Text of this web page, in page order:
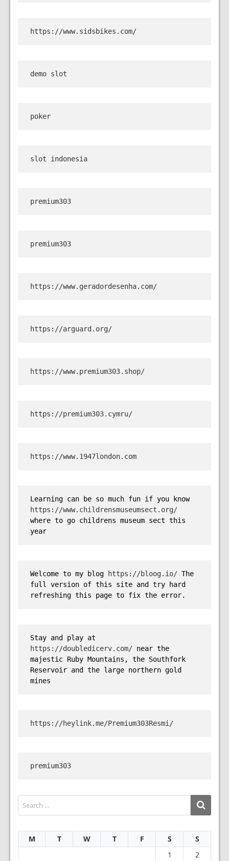
https://www.sidsbikes.com/
demo slot
poker
slot indonesia
premium303
premium303
https://www.geradordesenha.com/
https://arguard.org/
https://www.premium303.shop/
https://premium303.cymru/
https://www.1947london.com
Learning can be so much fun if you know
https://www.childrensmuseumsect.org/
where to go childrens museum sect this
year
Welcome to my blog https://bloog.io/ The
full version of this site and try hard
refreshing this page to fix the error.
https://doubledicerv.com/ near the
majestic Ruby Mountains, the Southfork
Reservoir and the large northern gold
mines
https://heylink.me/Premium303Resmi/
premium303
M T W T F S
S
1
2